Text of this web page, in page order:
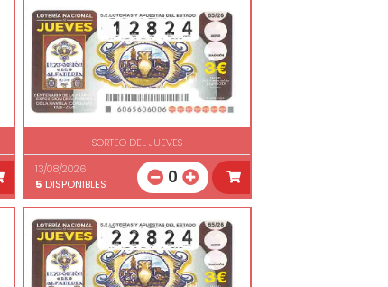
SORTEO DEL JUEVES
13/08/2026
5 DISPONIBLES 0